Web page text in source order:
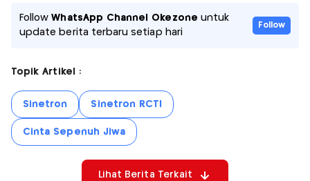
FollowWhatsApp Channel Okezone untuk
update berita terbaru setiap hari
Follow
Topik Artikel :
Sinetron Sinetron RCTI
Cinta Sepenuh Jiwa
Lihat Berita Terkait